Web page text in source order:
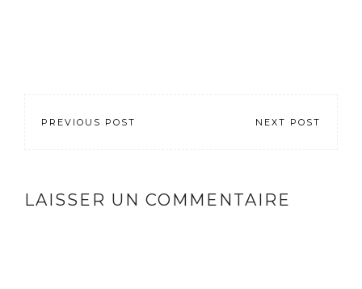
PREVIOUS POST NEXT POST
LAISSER UN COMMENTAIRE